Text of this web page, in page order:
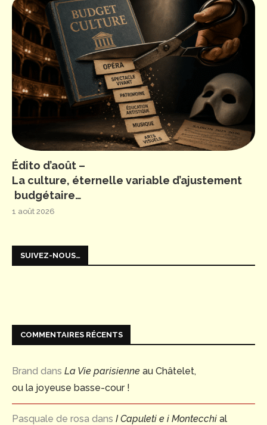
Édito d’août –
La culture, éternelle variable d’ajustement
budgétaire…
1 août 2026
SUIVEZ-NOUS…
COMMENTAIRES RÉCENTS
Brand dans La Vie parisienne au Châtelet,
ou la joyeuse basse-cour !
Pasquale de rosa dans I Capuleti e i Montecchi al